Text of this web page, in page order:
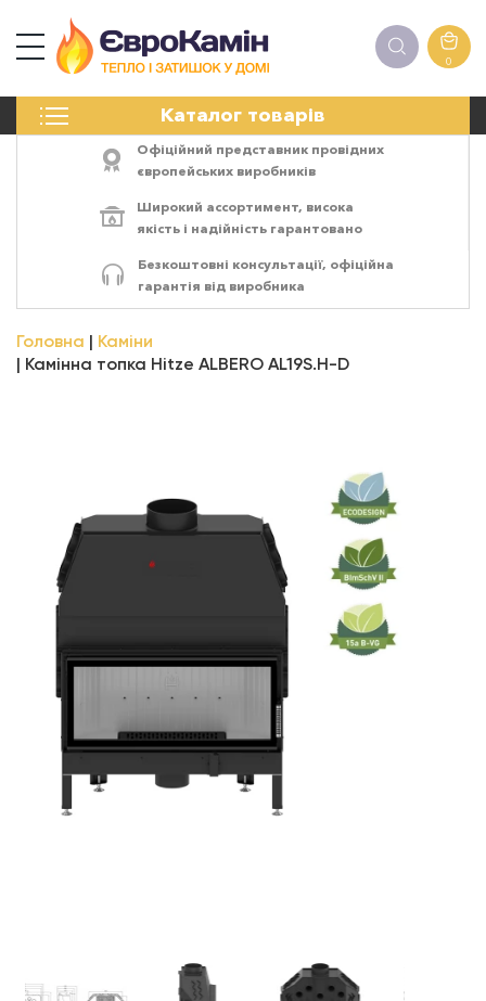
0
Каталог товарів
ПЕЧІ
ЕЛЕКТРОКАМІНИ
АКСЕСУАРИ
Офіційний представник провідних
європейських виробників
Широкий ассортимент, висока
якість і надійність гарантовано
Безкоштовні консультації, офіційна
гарантія від виробника
Головна
Каміни
Камінна топка Hitze ALBERO AL19S.H-D